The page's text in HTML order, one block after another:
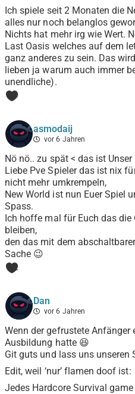
Ich spiele seit 2 Monaten die
alles nur noch belanglos
Nichts hat mehr irg wie Wert.
Last Oasis welches auf dem
ganz anderes zu sein. Das
lieben ja warum auch immer
unendliche).
0
asmodaij
vor 6 Jahren
Nö nö.. zu spät < das ist
Liebe Pve Spieler das ist nix
nicht mehr umkrempeln,
New World ist nun Euer Spiel
Spass.
Ich hoffe mal für Euch das die
bleiben,
den das mit dem
Sache 😉
2
Dan
vor 6 Jahren
Wenn der gefrustete Anfänger
Ausbildung hatte 😆
Git guts und lass uns unseren
Edit, weil ‘nur’ flamen doof ist:
Jedes Hardcore Survival